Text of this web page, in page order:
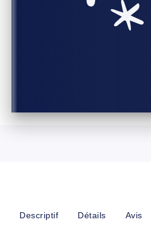
Descriptif Détails Avis